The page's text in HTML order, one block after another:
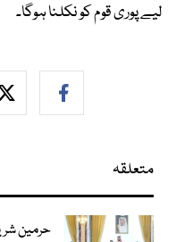
لیے پوری قوم کو نکلنا ہوگا۔
متعلقہ
حرمین